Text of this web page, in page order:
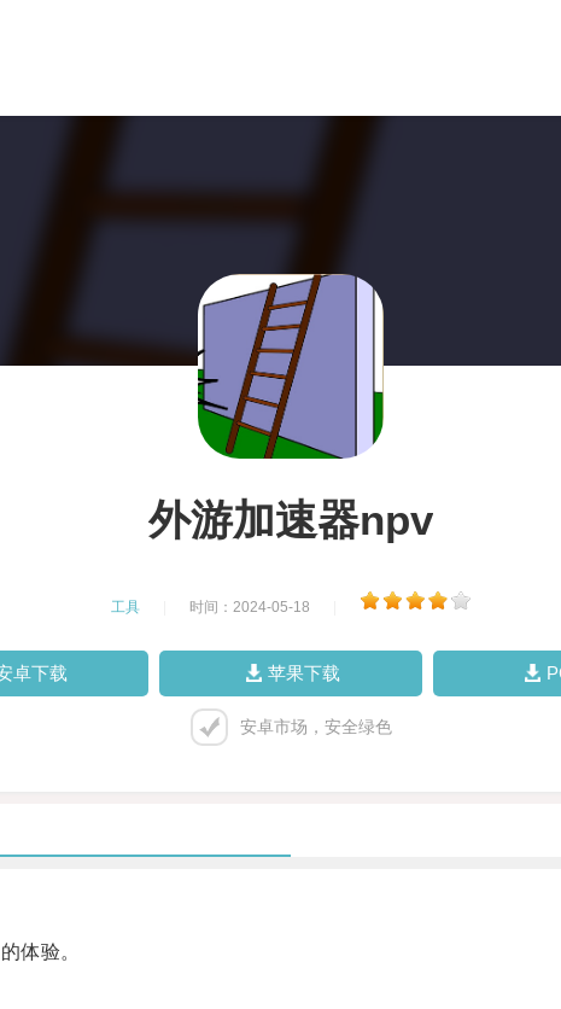
外游加速器npv
工具 时间：2024-05-18
卓下载 苹果下载
安卓市场，安全绿色
体验。